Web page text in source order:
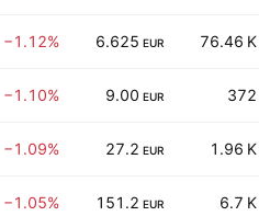
−1.12% 6.625 EUR 76.46 K
−1.10% 9.00 EUR 372
−1.09% 27.2 EUR 1.96 K
−1.05% 151.2 EUR 6.7 K